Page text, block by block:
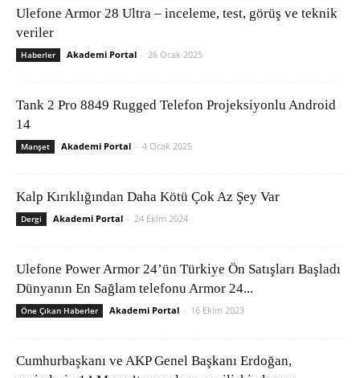
Ulefone Armor 28 Ultra – inceleme, test, görüş ve teknik
veriler
Haberler Akademi Portal - 26 Ocak 2025
Tank 2 Pro 8849 Rugged Telefon Projeksiyonlu Android
14
Manşet Akademi Portal - 4 Ocak 2025
Kalp Kırıklığından Daha Kötü Çok Az Şey Var
Dergi Akademi Portal - 24 Ekim 2024
Ulefone Power Armor 24’ün Türkiye Ön Satışları Başladı
Dünyanın En Sağlam telefonu Armor 24...
Öne Çıkan Haberler Akademi Portal - 16 Ekim 2023
Cumhurbaşkanı ve AKP Genel Başkanı Erdoğan,